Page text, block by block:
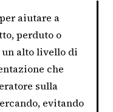
aiutare a
perduto o
alto livello di
che
sulla
evitando